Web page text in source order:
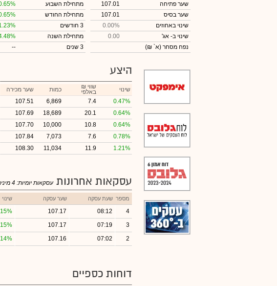
שער פתיחה
107.01
שער בסיס
107.01
שינוי באחוזים
0.00%
שינוי ב- אג'
0.00
נפח מסחר (א` ₪)
מתחילת השבוע
מתחילת החודש
3 חודשים
מתחילת השנה
3 שנים
--
היצע
שינוי ₪ שווי
באלפי כמות
שער מכירה
0.47%
7.4
6,869
107.51
0.64%
20.1
18,689
107.69
0.64%
10.8
10,000
107.70
0.78%
7.6
7,073
107.84
1.21%
11.9
11,034
108.30
עסקאות אחרונות עסקאות יומיות: 4
מספר שעת עסקה שער עסקה שינוי
4
08:12
107.17
3
07:19
107.17
2
07:02
107.16
דוחות כספיים